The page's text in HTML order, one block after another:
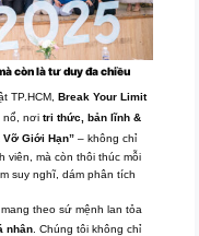
còn là tư duy đa chiều
TP.HCM,Break Your Limit
nổ, nơitri thức, bản lĩnh &
Vỡ Giới Hạn” – không chỉ
viên, mà còn thôi thúc mỗi
suy nghĩ, dám phân tích
theo sứ mệnh lan tỏa
nhân . Chúng tôi không chỉ